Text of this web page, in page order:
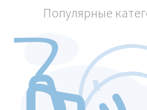
Популярные